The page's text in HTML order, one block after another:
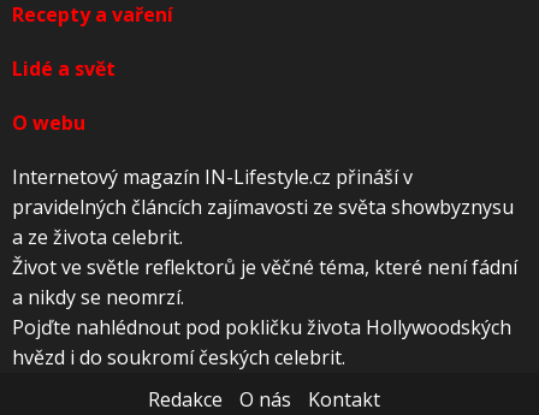
Recepty a vaření
Lidé a svět
O webu
Internetový magazín IN-Lifestyle.cz přináší v
pravidelných článcích zajímavosti ze světa showbyznysu
a ze života celebrit.
Život ve světle reflektorů je věčné téma, které není fádní
a nikdy se neomrzí.
Pojďte nahlédnout pod pokličku života Hollywoodských
hvězd i do soukromí českých celebrit.
Redakce
O nás
Kontakt